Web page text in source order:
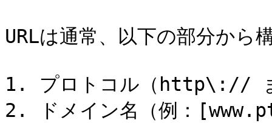
URLは通常、以下の部分から
1. プロトコル（http\://
2. ドメイン名（例：